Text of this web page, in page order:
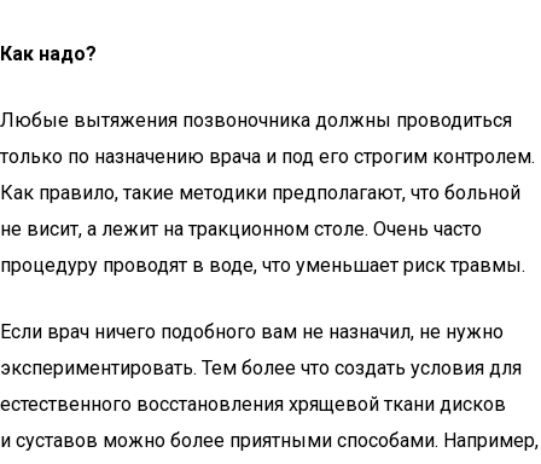
Как надо?
Любые вытяжения позвоночника должны проводиться
только по назначению врача и под его строгим контролем.
Как правило, такие методики предполагают, что больной
не висит, а лежит на тракционном столе. Очень часто
процедуру проводят в воде, что уменьшает риск травмы.
Если врач ничего подобного вам не назначил, не нужно
экспериментировать. Тем более что создать условия для
естественного восстановления хрящевой ткани дисков
и суставов можно более приятными способами. Например,